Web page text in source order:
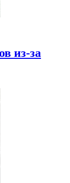
из-за